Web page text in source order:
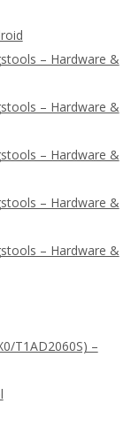
– Hardware &
– Hardware &
– Hardware &
– Hardware &
– Hardware &
T1AD2060S) –